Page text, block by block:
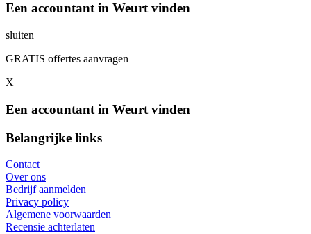
Een accountant in Weurt vinden
sluiten
GRATIS offertes aanvragen
X
Een accountant in Weurt vinden
Belangrijke links
Contact
Over ons
Bedrijf aanmelden
Privacy policy
Algemene voorwaarden
Recensie achterlaten